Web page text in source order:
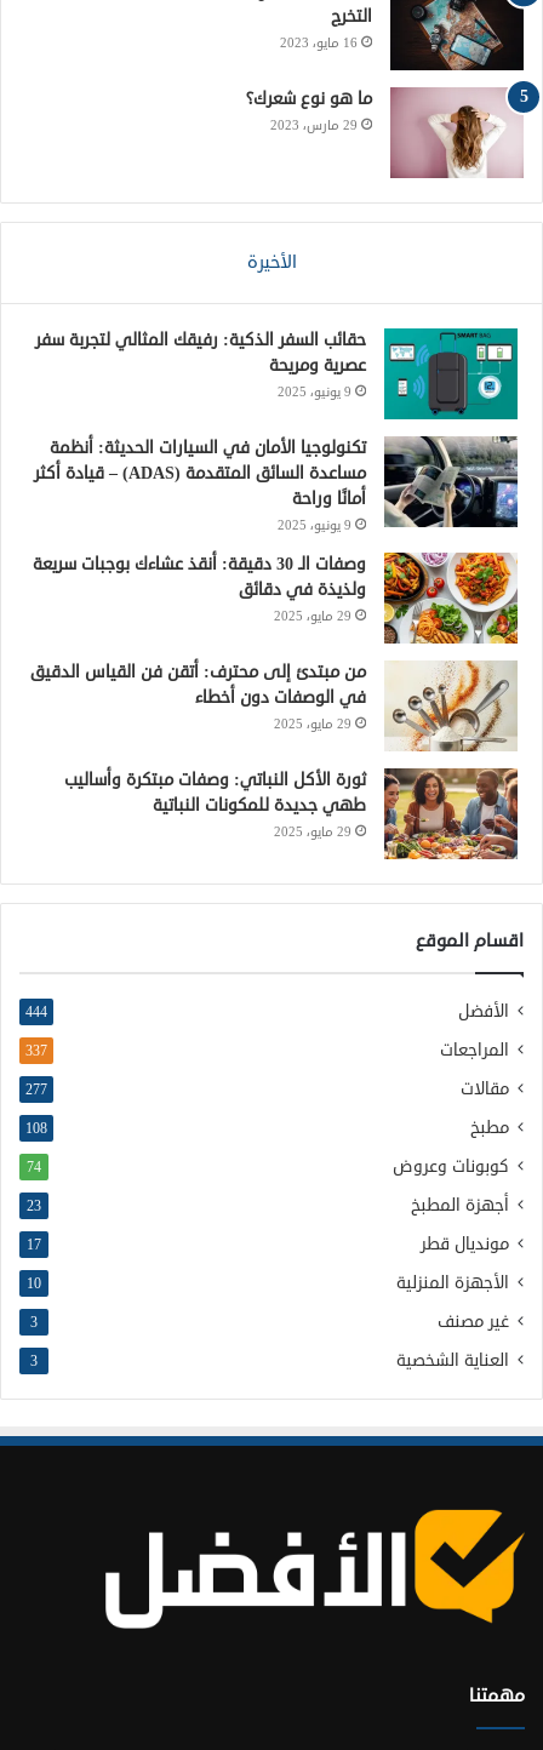
التخرج
16 مايو، 2023
ما هو نوع شعرك؟
29 مارس، 2023
الأخيرة
حقائب السفر الذكية: رفيقك المثالي لتجربة سفر
عصرية ومريحة
9 يونيو، 2025
تكنولوجيا الأمان في السيارات الحديثة: أنظمة
مساعدة السائق المتقدمة (ADAS) – قيادة أكثر
أمانًا وراحة
9 يونيو، 2025
وصفات الـ 30 دقيقة: أنقذ عشاءك بوجبات سريعة
ولذيذة في دقائق
29 مايو، 2025
من مبتدئ إلى محترف: أتقن فن القياس الدقيق
في الوصفات دون أخطاء
29 مايو، 2025
ثورة الأكل النباتي: وصفات مبتكرة وأساليب
طهي جديدة للمكونات النباتية
29 مايو، 2025
اقسام الموقع
الأفضل 444
المراجعات 337
مقالات 277
مطبخ 108
كوبونات وعروض 74
أجهزة المطبخ 23
مونديال قطر 17
الأجهزة المنزلية 10
غير مصنف 3
العناية الشخصية 3
مهمتنا